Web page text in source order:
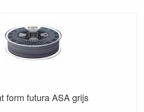
form futura ASA grijs